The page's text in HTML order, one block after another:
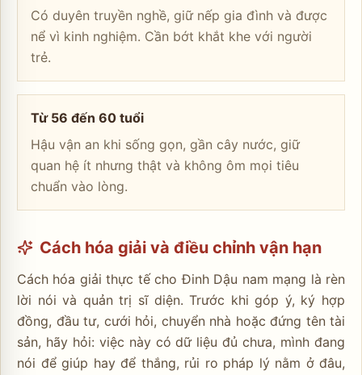
Có duyên truyền nghề, giữ nếp gia đình và được
nể vì kinh nghiệm. Cần bớt khắt khe với người
trẻ.
Từ 56 đến 60 tuổi
Hậu vận an khi sống gọn, gần cây nước, giữ
quan hệ ít nhưng thật và không ôm mọi tiêu
chuẩn vào lòng.
Cách hóa giải và điều chỉnh vận hạn
Cách hóa giải thực tế cho Đinh Dậu nam mạng là rèn
lời nói và quản trị sĩ diện. Trước khi góp ý, ký hợp
đồng, đầu tư, cưới hỏi, chuyển nhà hoặc đứng tên tài
sản, hãy hỏi: việc này có dữ liệu đủ chưa, mình đang
nói để giúp hay để thắng, rủi ro pháp lý nằm ở đâu,